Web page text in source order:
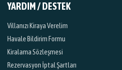
YARDIM / DESTEK
Villanızı Kiraya Verelim
Havale Bildirim Formu
Kiralama Sözleşmesi
Rezervasyon İptal Şartları